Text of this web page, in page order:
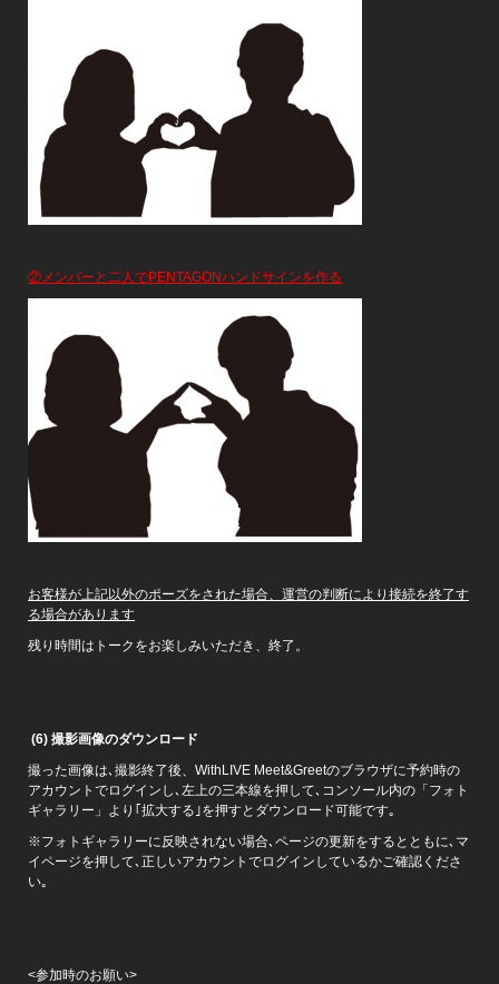
②メンバーと二人でPENTAGONハンドサインを作る
お客様が上記以外のポーズをされた場合、運営の判断により接続を終了す
る場合があります
残り時間はトークをお楽しみいただき、終了。
(6) 撮影画像のダウンロード
撮った画像は､撮影終了後、WithLIVE Meet&Greetのブラウザに予約時の
アカウントでログインし､左上の三本線を押して､コンソール内の「フォト
ギャラリー」より｢拡大する｣を押すとダウンロード可能です｡
※フォトギャラリーに反映されない場合､ページの更新をするとともに､マ
イページを押して､正しいアカウントでログインしているかご確認くださ
い｡
<参加時のお願い>